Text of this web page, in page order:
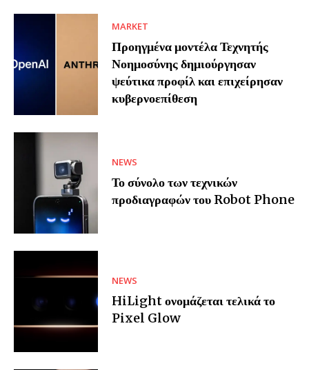
MARKET
Προηγμένα μοντέλα Τεχνητής
Νοημοσύνης δημιούργησαν
ψεύτικα προφίλ και επιχείρησαν
κυβερνοεπίθεση
NEWS
Το σύνολο των τεχνικών
προδιαγραφών του Robot Phone
NEWS
HiLight ονομάζεται τελικά το
Pixel Glow